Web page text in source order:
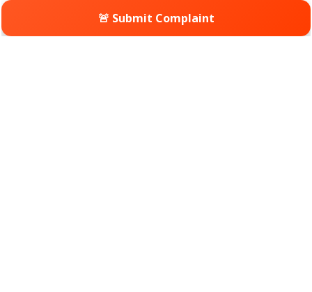
🚨 Submit Complaint